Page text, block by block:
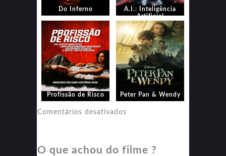
Do Inferno
A.I.: Inteligência
Artificial
Profissão de Risco Peter Pan & Wendy
Comentários desativados
&
O que achou do filme ?